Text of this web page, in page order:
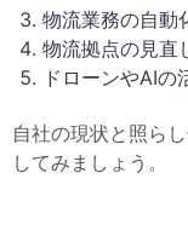
物流業務の自動
物流拠点の見直
ドローンやAIの
自社の現状と照ら
してみましょう。